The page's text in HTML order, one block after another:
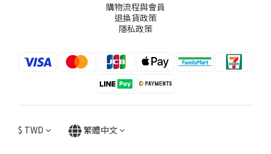
購物流程與會員
退換貨政策
隱私政策
$ TWD 繁體中文